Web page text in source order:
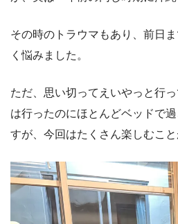
その時のトラウマもあり、前日
く悩みました。
ただ、思い切ってえいやっと行
は行ったのにほとんどベッドで
すが、今回はたくさん楽しむこと